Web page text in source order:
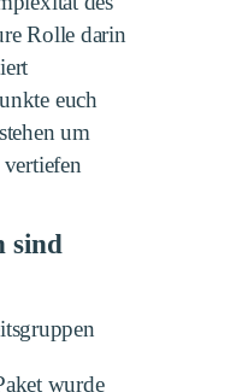
Rolle darin
euch
um
sind
wurde